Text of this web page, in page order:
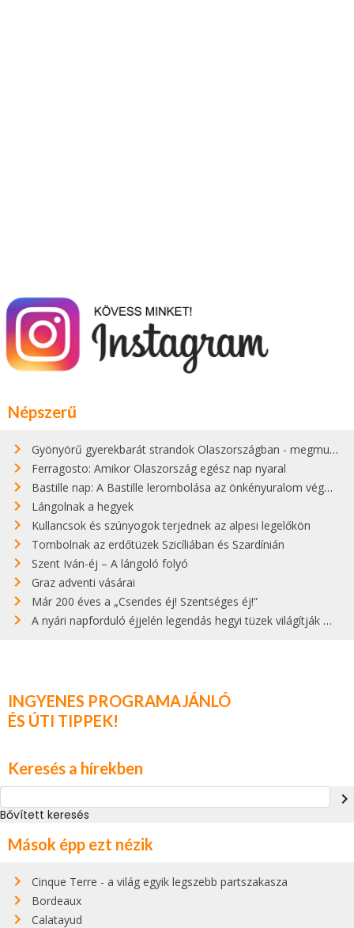
Népszerű
Gyönyörű gyerekbarát strandok Olaszországban - megmutatjuk a 15 legjobbat
Ferragosto: Amikor Olaszország egész nap nyaral
Bastille nap: A Bastille lerombolása az önkényuralom végét jelentette
Lángolnak a hegyek
Kullancsok és szúnyogok terjednek az alpesi legelőkön
Tombolnak az erdőtüzek Szicíliában és Szardínián
Szent Iván-éj – A lángoló folyó
Graz adventi vásárai
Már 200 éves a „Csendes éj! Szentséges éj!”
A nyári napforduló éjjelén legendás hegyi tüzek világítják meg Zugspitzét
INGYENES PROGRAMAJÁNLÓ
ÉS ÚTI TIPPEK!
Keresés a hírekben
navigate_next
Bővített keresés
Mások épp ezt nézik
Cinque Terre - a világ egyik legszebb partszakasza
Bordeaux
Calatayud